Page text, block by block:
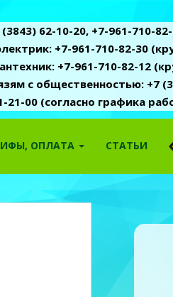
62-10-20, +7-961-710-
+7-961-710-82-30
+7-961-710-82-12
с общественностью: +7
21-00 (согласно графика
ОПЛАТА СТАТЬИ